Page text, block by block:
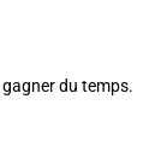
du temps.